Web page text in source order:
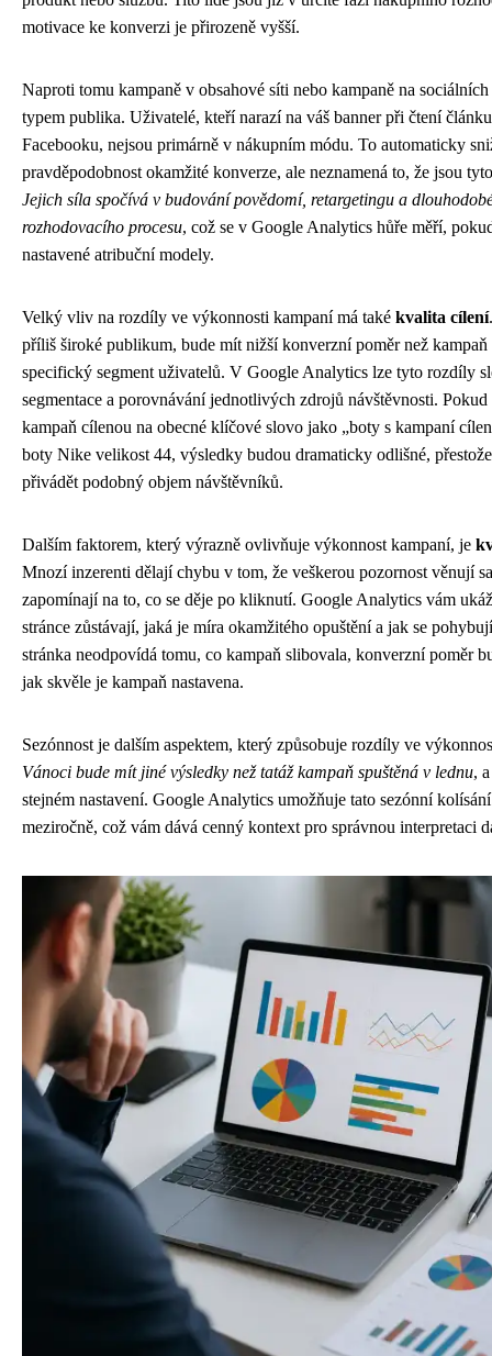
motivace ke konverzi je přirozeně vyšší.
Naproti tomu kampaně v obsahové síti nebo kampaně na
typem publika. Uživatelé, kteří narazí na váš banner při čtení
Facebooku, nejsou primárně v nákupním módu. To automaticky
pravděpodobnost okamžité konverze, ale neznamená to, že jsou
Jejich síla spočívá v budování povědomí, retargetingu a
rozhodovacího procesu, což se v Google Analytics hůře měří,
nastavené atribuční modely.
Velký vliv na rozdíly ve výkonnosti kampaní má také kvalita cílení
příliš široké publikum, bude mít nižší konverzní poměr než kampaň
specifický segment uživatelů. V Google Analytics lze tyto rozdíly
segmentace a porovnávání jednotlivých zdrojů návštěvnosti.
kampaň cílenou na obecné klíčové slovo jako „boty s kampaní
boty Nike velikost 44, výsledky budou dramaticky odlišné,
přivádět podobný objem návštěvníků.
Dalším faktorem, který výrazně ovlivňuje výkonnost kampaní, je
Mnozí inzerenti dělají chybu v tom, že veškerou pozornost věnují
zapomínají na to, co se děje po kliknutí. Google Analytics vám
stránce zůstávají, jaká je míra okamžitého opuštění a jak se
stránka neodpovídá tomu, co kampaň slibovala, konverzní poměr
jak skvěle je kampaň nastavena.
Sezónnost je dalším aspektem, který způsobuje rozdíly ve
Vánoci bude mít jiné výsledky než tatáž kampaň spuštěná v lednu,
stejném nastavení. Google Analytics umožňuje tato sezónní
meziročně, což vám dává cenný kontext pro správnou interpretaci